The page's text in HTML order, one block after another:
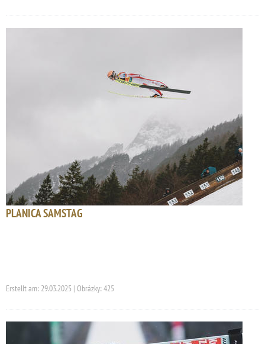
PLANICA SAMSTAG
Erstellt am: 29.03.2025 | Obrázky: 425